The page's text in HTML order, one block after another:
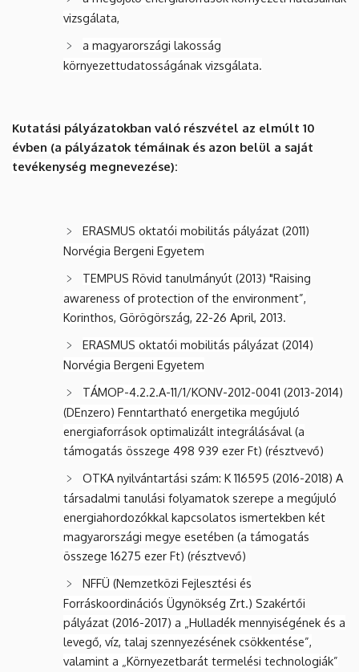
vizsgálata,
a magyarországi lakosság
környezettudatosságának vizsgálata.
Kutatási pályázatokban való részvétel az elmúlt 10
évben (a pályázatok témáinak és azon belül a saját
tevékenység megnevezése):
ERASMUS oktatói mobilitás pályázat (2011)
Norvégia Bergeni Egyetem
TEMPUS Rövid tanulmányút (2013) "Raising
awareness of protection of the environment”,
Korinthos, Görögörszág, 22-26 April, 2013.
ERASMUS oktatói mobilitás pályázat (2014)
Norvégia Bergeni Egyetem
TÁMOP-4.2.2.A-11/1/KONV-2012-0041 (2013-2014)
(DEnzero) Fenntartható energetika megújuló
energiaforrások optimalizált integrálásával (a
támogatás összege 498 939 ezer Ft) (résztvevő)
OTKA nyilvántartási szám: K 116595 (2016-2018) A
társadalmi tanulási folyamatok szerepe a megújuló
energiahordozókkal kapcsolatos ismertekben két
magyarországi megye esetében (a támogatás
összege 16275 ezer Ft) (résztvevő)
NFFÜ (Nemzetközi Fejlesztési és
Forráskoordinációs Ügynökség Zrt.) Szakértői
pályázat (2016-2017) a „Hulladék mennyiségének és a
levegő, víz, talaj szennyezésének csökkentése”,
valamint a „Környezetbarát termelési technologiák”